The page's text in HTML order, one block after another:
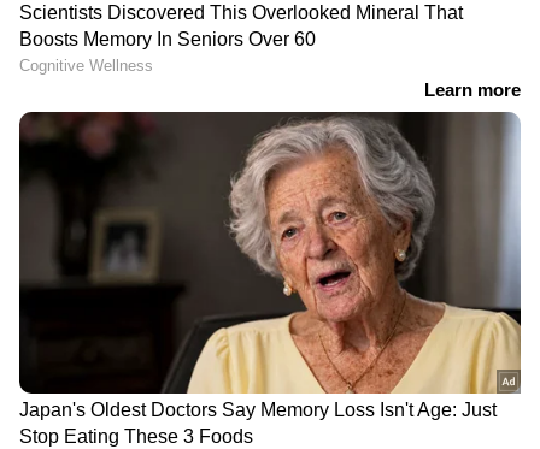
കേരളത്തിലെ എല്ലാ
എപ്പോഴും ഏഷ്യാനെറ്റ് ന്യൂസ് വാർത്തകൾ.
Malayalam News
അപ്‌ഡേറ്റുകളും
ആഴത്തിലുള്ള വിശകലനവും സമഗ്രമായ
റിപ്പോർട്ടിംഗും — എല്ലാം ഒരൊറ്റ സ്ഥലത്ത്.
ഏത് സമയത്തും, എവിടെയും
വിശ്വസനീയമായ വാർത്തകൾ ലഭിക്കാൻ
Asianet News Malayalam
ABOUT THE AUTHOR
WDWeb Desk